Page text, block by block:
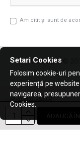
ADAUGĂ
Am citit şi sunt de
Copyright ©
Setari Cookies
Folosim cookie-uri
experiență pe
navigarea,
Cookies.